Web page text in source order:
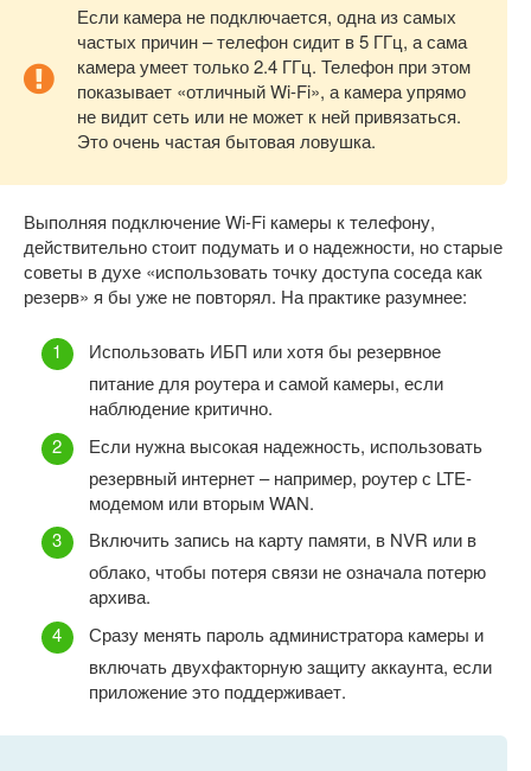
Если камера не подключается, одна из самых
частых причин – телефон сидит в 5 ГГц, а сама
камера умеет только 2.4 ГГц. Телефон при этом
показывает «отличный Wi-Fi», а камера упрямо
не видит сеть или не может к ней привязаться.
Это очень частая бытовая ловушка.
Выполняя подключение Wi-Fi камеры к телефону,
действительно стоит подумать и о надежности, но старые
советы в духе «использовать точку доступа соседа как
резерв» я бы уже не повторял. На практике разумнее:
Использовать ИБП или хотя бы резервное
питание для роутера и самой камеры, если
наблюдение критично.
Если нужна высокая надежность, использовать
резервный интернет – например, роутер с LTE-
модемом или вторым WAN.
Включить запись на карту памяти, в NVR или в
облако, чтобы потеря связи не означала потерю
архива.
Сразу менять пароль администратора камеры и
включать двухфакторную защиту аккаунта, если
приложение это поддерживает.